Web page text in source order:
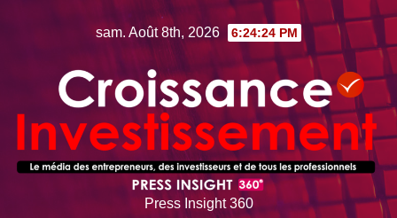
sam. Août 8th, 2026 6:24:25 PM
Press Insight 360